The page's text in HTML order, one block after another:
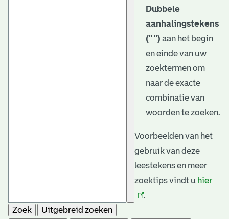
Dubbele
aanhalingstekens
(" ") aan het begin
en einde van uw
zoektermen om
naar de exacte
combinatie van
woorden te zoeken.
Voorbeelden van het
gebruik van deze
leestekens en meer
zoektips vindt u hier
.
Zoek
Uitgebreid zoeken